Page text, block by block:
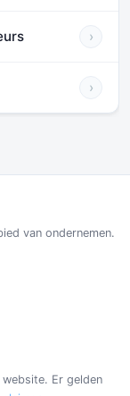
›
›
van ondernemen.
Er gelden